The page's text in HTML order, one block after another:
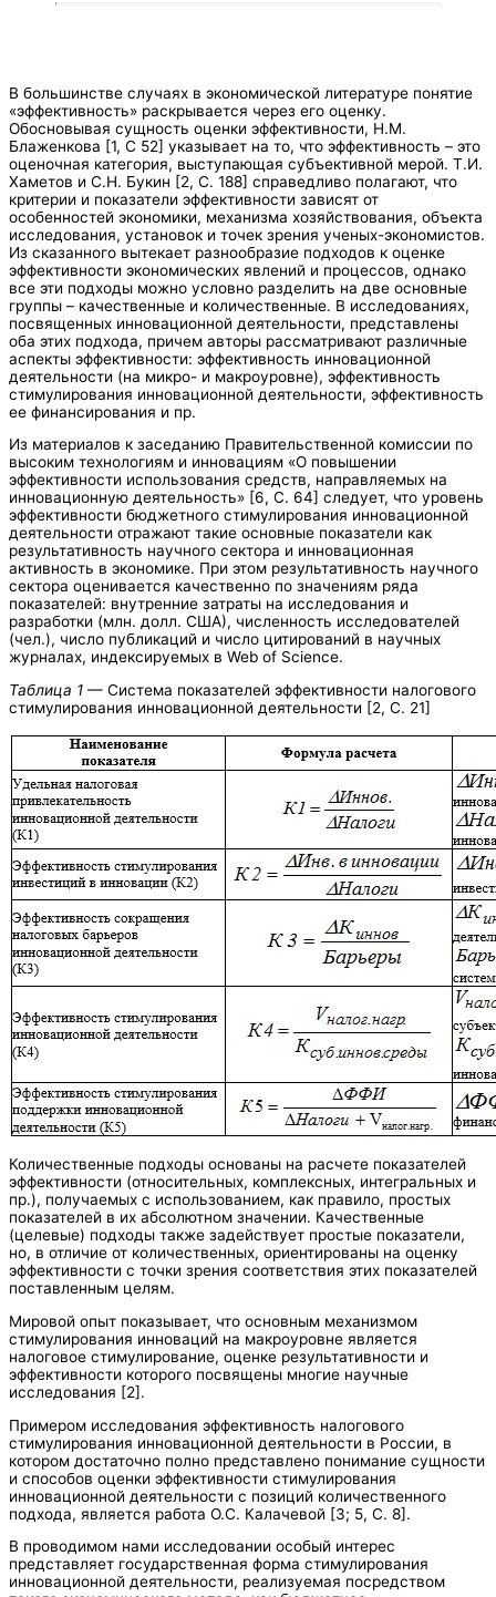
В большинстве случаях в экономической литературе понятие
«эффективность» раскрывается через его оценку.
Обосновывая сущность оценки эффективности, Н.М.
Блаженкова [1, С 52] указывает на то, что эффективность – это
оценочная категория, выступающая субъективной мерой. Т.И.
Хаметов и С.Н. Букин [2, С. 188] справедливо полагают, что
критерии и показатели эффективности зависят от
особенностей экономики, механизма хозяйствования, объекта
исследования, установок и точек зрения ученых-экономистов.
Из сказанного вытекает разнообразие подходов к оценке
эффективности экономических явлений и процессов, однако
все эти подходы можно условно разделить на две основные
группы – качественные и количественные. В исследованиях,
посвященных инновационной деятельности, представлены
оба этих подхода, причем авторы рассматривают различные
аспекты эффективности: эффективность инновационной
деятельности (на микро- и макроуровне), эффективность
стимулирования инновационной деятельности, эффективность
ее финансирования и пр.
Из материалов к заседанию Правительственной комиссии по
высоким технологиям и инновациям «О повышении
эффективности использования средств, направляемых на
инновационную деятельность» [6, С. 64] следует, что уровень
эффективности бюджетного стимулирования инновационной
деятельности отражают такие основные показатели как
результативность научного сектора и инновационная
активность в экономике. При этом результативность научного
сектора оценивается качественно по значениям ряда
показателей: внутренние затраты на исследования и
разработки (млн. долл. США), численность исследователей
(чел.), число публикаций и число цитирований в научных
журналах, индексируемых в Web of Science.
Таблица 1 — Система показателей эффективности налогового
стимулирования инновационной деятельности [2, С. 21]
Количественные подходы основаны на расчете показателей
эффективности (относительных, комплексных, интегральных и
пр.), получаемых с использованием, как правило, простых
показателей в их абсолютном значении. Качественные
(целевые) подходы также задействует простые показатели,
но, в отличие от количественных, ориентированы на оценку
эффективности с точки зрения соответствия этих показателей
поставленным целям.
Мировой опыт показывает, что основным механизмом
стимулирования инноваций на макроуровне является
налоговое стимулирование, оценке результативности и
эффективности которого посвящены многие научные
исследования [2].
Примером исследования эффективность налогового
стимулирования инновационной деятельности в России, в
котором достаточно полно представлено понимание сущности
и способов оценки эффективности стимулирования
инновационной деятельности с позиций количественного
подхода, является работа О.С. Калачевой [3; 5, С. 8].
В проводимом нами исследовании особый интерес
представляет государственная форма стимулирования
инновационной деятельности, реализуемая посредством